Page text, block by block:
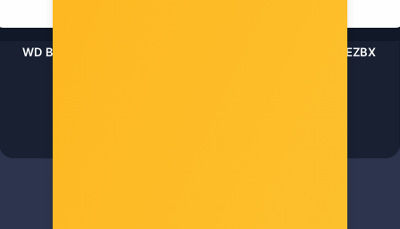
WD Blue WD20EZBX 2TB, 3,5", 256MB, 7200 rpm WD20EZBX